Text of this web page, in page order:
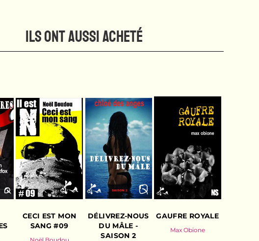
ILS ONT AUSSI ACHETÉ
CECI EST MON
SANG #09
DÉLIVREZ-NOUS
DU MÂLE -
SAISON 2
GAUFRE ROYALE
Max Obione